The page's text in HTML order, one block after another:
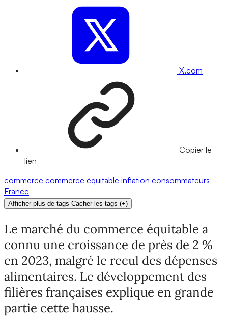
X.com
Copier le
lien
commerce commerce équitable inflation consommateurs
France
Afficher plus de tags Cacher les tags (+)
Le marché du commerce équitable a
connu une croissance de près de 2 %
en 2023, malgré le recul des dépenses
alimentaires. Le développement des
filières françaises explique en grande
partie cette hausse.